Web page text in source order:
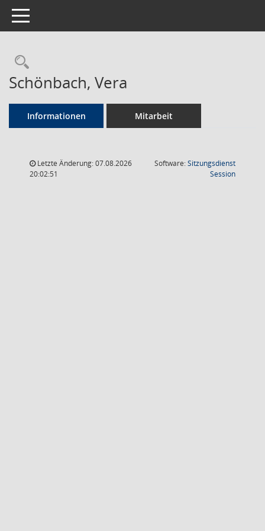
Toggle navigation
Rechercheauswahl
Schönbach, Vera
Informationen Mitarbeit
Letzte Änderung: 07.08.2026
20:02:51
Software:Sitzungsdienst
Session(Wird in